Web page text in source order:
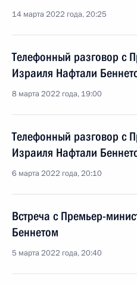
14 марта 2022 года, 20:25
Телефонный разговор с
Израиля Нафтали
8 марта 2022 года, 19:00
Телефонный разговор с
Израиля Нафтали
6 марта 2022 года, 20:10
Встреча с Премьер-
Беннетом
5 марта 2022 года, 20:40